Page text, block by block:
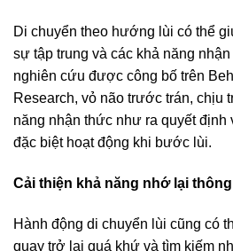
Di chuyển theo hướng lùi có thể
sự tập trung và các khả năng
nghiên cứu được công bố trên
Research, vỏ não trước trán, chịu
năng nhận thức như ra quyết định
đặc biệt hoạt động khi bước lùi.
Cải thiện khả năng nhớ lại
Hành động di chuyển lùi cũng có
quay trở lại quá khứ và tìm kiếm